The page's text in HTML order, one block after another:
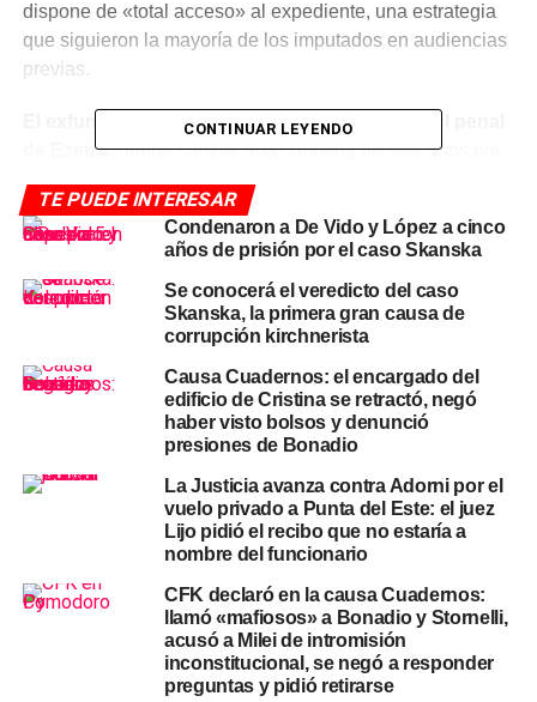
dispone de «total acceso» al expediente, una estrategia
que siguieron la mayoría de los imputados en audiencias
previas.
El exfuncionario llegó a Comodoro Py desde el penal
de Ezeiza,donde cumple una condena de seis años por
rechazado previamente su pedido de declarar por
videoconferencia desde la cárcel.
Cómo armó su defensa:
extorsión, fotocopias y un
pedido de careo
El eje central de la defensa de Jaime fue cuestionar la
legitimidad de los testimonios de los empresarios que
declararon como imputados colaboradores. En particular
apuntó contra Aldo Roggio, quien confesó haber pagado
mensualmente el 5% de los subsidios recibidos por la
explotación de Metrovías, y contra Gabriel Romero, quien
declaró haber abonado 600.000 dólares a cambio de un
decreto que prorrogara la concesión de la Hidrovía
Paraná-Paraguay, señalando a Jaime como interlocutor
CONTINUAR LEYENDO
TE PUEDE INTERESAR
Condenaron a De Vido y López a cinco
años de prisión por el caso Skanska
Se conocerá el veredicto del caso
Skanska, la primera gran causa de
corrupción kirchnerista
Causa Cuadernos: el encargado del
edificio de Cristina se retractó, negó
haber visto bolsos y denunció
presiones de Bonadio
La Justicia avanza contra Adorni por el
vuelo privado a Punta del Este: el juez
Lijo pidió el recibo que no estaría a
nombre del funcionario
CFK declaró en la causa Cuadernos:
llamó «mafiosos» a Bonadio y Stornelli,
acusó a Milei de intromisión
inconstitucional, se negó a responder
preguntas y pidió retirarse